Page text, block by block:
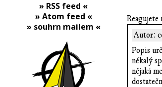
Reagujete
Autor:
Popis
někalý
nějaká
» RSS feed «
» Atom feed «
» souhrn mailem «